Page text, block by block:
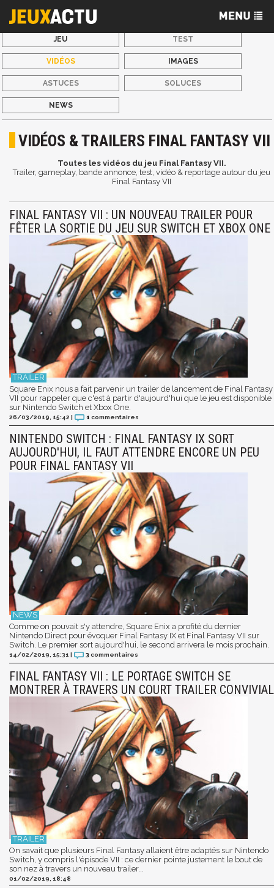
JEU TEST
VIDÉOS IMAGES
ASTUCES SOLUCES
NEWS
VIDÉOS & TRAILERS FINAL FANTASY VII
Toutes les vidéos du jeu Final Fantasy VII.
Trailer, gameplay, bande annonce, test, vidéo & reportage autour du jeu
Final Fantasy VII
FINAL FANTASY VII : UN NOUVEAU TRAILER POUR
FÊTER LA SORTIE DU JEU SUR SWITCH ET XBOX ONE
Square Enix nous a fait parvenir un trailer de lancement de Final Fantasy
VII pour rappeler que c'est à partir d'aujourd'hui que le jeu est disponible
sur Nintendo Switch et Xbox One.
26/03/2019, 15:42 | 1 commentaires
NINTENDO SWITCH : FINAL FANTASY IX SORT
AUJOURD'HUI, IL FAUT ATTENDRE ENCORE UN PEU
POUR FINAL FANTASY VII
Comme on pouvait s'y attendre, Square Enix a profité du dernier
Nintendo Direct pour évoquer Final Fantasy IX et Final Fantasy VII sur
Switch. Le premier sort aujourd'hui, le second arrivera le mois prochain.
14/02/2019, 15:31 | 3 commentaires
FINAL FANTASY VII : LE PORTAGE SWITCH SE
MONTRER À TRAVERS UN COURT TRAILER CONVIVIAL
On savait que plusieurs Final Fantasy allaient être adaptés sur Nintendo
Switch, y compris l'épisode VII : ce dernier pointe justement le bout de
son nez à travers un nouveau trailer...
01/02/2019, 18:48